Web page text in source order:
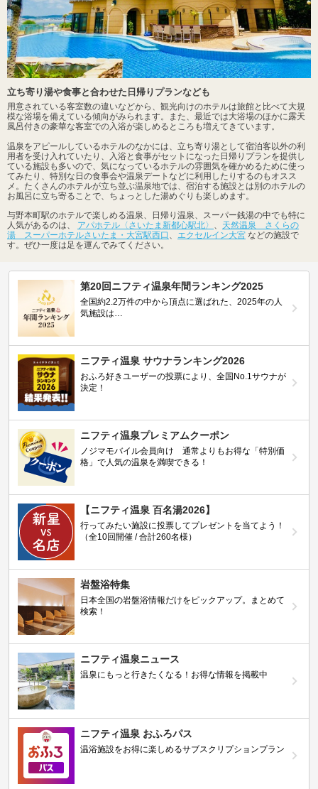
立ち寄り湯や食事と合わせた日帰りプランなども
用意されている客室数の違いなどから、観光向けのホテルは旅館と比べて大規
模な浴場を備えている傾向がみられます。また、最近では大浴場のほかに露天
風呂付きの豪華な客室での入浴が楽しめるところも増えてきています。
温泉をアピールしているホテルのなかには、立ち寄り湯として宿泊客以外の利
用者を受け入れていたり、入浴と食事がセットになった日帰りプランを提供し
ている施設も多いので、気になっているホテルの雰囲気を確かめるために使っ
てみたり、特別な日の食事会や温泉デートなどに利用したりするのもオスス
メ。たくさんのホテルが立ち並ぶ温泉地では、宿泊する施設とは別のホテルの
お風呂に立ち寄ることで、ちょっとした湯めぐりも楽しめます。
与野本町駅のホテルで楽しめる温泉、日帰り温泉、スーパー銭湯の中でも特に
人気があるのは、 アパホテル〈さいたま新都心駅北〉
天然温泉 さくらの
湯 スーパーホテルさいたま・大宮駅西口
エクセルイン大宮 などの施設で
す。ぜひ一度は足を運んでみてください。
第20回ニフティ温泉年間ランキング2025
全国約2.2万件の中から頂点に選ばれた、2025年の人
気施設は…
ニフティ温泉 サウナランキング2026
おふろ好きユーザーの投票により、全国No.1サウナが
決定！
ニフティ温泉プレミアムクーポン
ノジマモバイル会員向け 通常よりもお得な「特別価
格」で人気の温泉を満喫できる！
【ニフティ温泉 百名湯2026】
行ってみたい施設に投票してプレゼントを当てよう！
（全10回開催 / 合計260名様）
岩盤浴特集
日本全国の岩盤浴情報だけをピックアップ。まとめて
検索！
ニフティ温泉ニュース
温泉にもっと行きたくなる！お得な情報を掲載中
ニフティ温泉 おふろパス
温浴施設をお得に楽しめるサブスクリプションプラン